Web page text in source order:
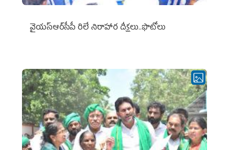
వైయ‌స్ఆర్‌సీపీ రిలే నిరాహార దీక్షలు..ఫొటోలు